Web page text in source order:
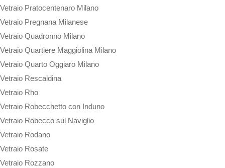
Vetraio Pratocentenaro Milano
Vetraio Pregnana Milanese
Vetraio Quadronno Milano
Vetraio Quartiere Maggiolina Milano
Vetraio Quarto Oggiaro Milano
Vetraio Rescaldina
Vetraio Rho
Vetraio Robecchetto con Induno
Vetraio Robecco sul Naviglio
Vetraio Rodano
Vetraio Rosate
Vetraio Rozzano